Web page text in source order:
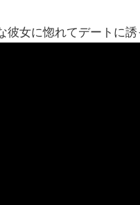
彼女に惚れてデートに